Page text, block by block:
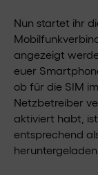
Nun startet ihr
angezeigt
euer
ob für die SIM
Netzbetreiber
aktiviert habt,
entsprechend